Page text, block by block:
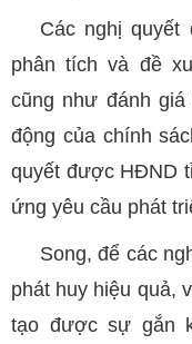
Các nghị
phân tích và đề
cũng như đánh
động của chính
quyết được HĐND
ứng yêu cầu phát
Song, để các
phát huy hiệu quả,
tạo được sự gắn